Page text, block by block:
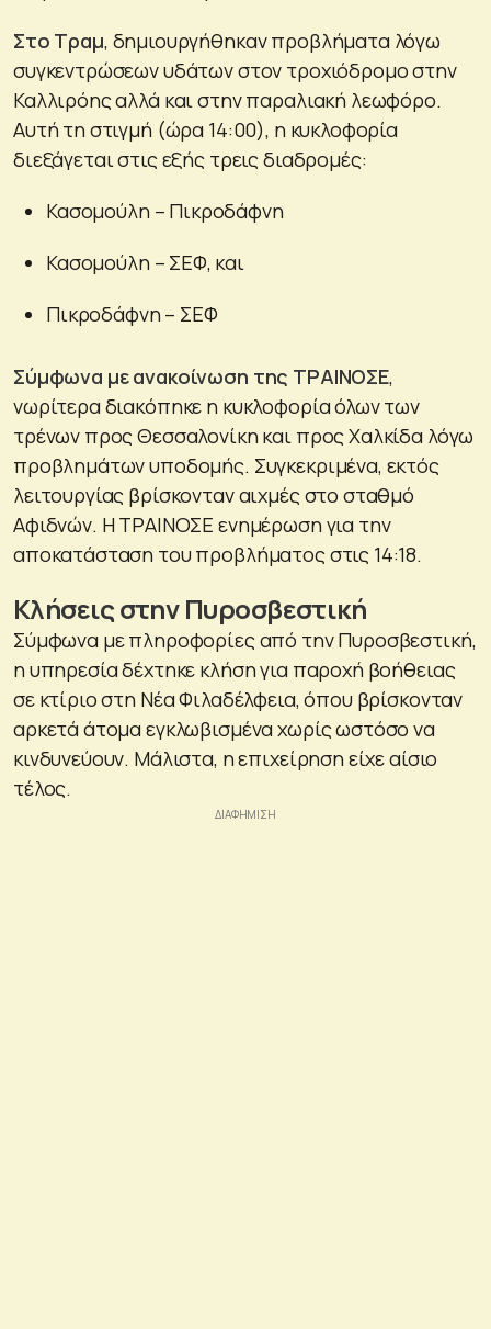
Στο Τραμ, δημιουργήθηκαν προβλήματα λόγω
συγκεντρώσεων υδάτων στον τροχιόδρομο στην
Καλλιρόης αλλά και στην παραλιακή λεωφόρο.
Αυτή τη στιγμή (ώρα 14:00), η κυκλοφορία
διεξάγεται στις εξής τρεις διαδρομές:
Κασομούλη – Πικροδάφνη
Κασομούλη – ΣΕΦ, και
Πικροδάφνη – ΣΕΦ
Σύμφωνα με ανακοίνωση της ΤΡΑΙΝΟΣΕ,
νωρίτερα διακόπηκε η κυκλοφορία όλων των
τρένων προς Θεσσαλονίκη και προς Χαλκίδα λόγω
προβλημάτων υποδομής. Συγκεκριμένα, εκτός
λειτουργίας βρίσκονταν αιχμές στο σταθμό
Αφιδνών. Η ΤΡΑΙΝΟΣΕ ενημέρωση για την
αποκατάσταση του προβλήματος στις 14:18.
Κλήσεις στην Πυροσβεστική
Σύμφωνα με πληροφορίες από την Πυροσβεστική,
η υπηρεσία δέχτηκε κλήση για παροχή βοήθειας
σε κτίριο στη Νέα Φιλαδέλφεια, όπου βρίσκονταν
αρκετά άτομα εγκλωβισμένα χωρίς ωστόσο να
κινδυνεύουν. Μάλιστα, η επιχείρηση είχε αίσιο
τέλος.